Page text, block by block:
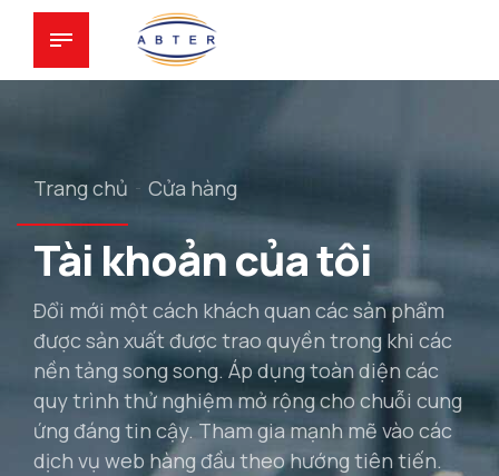
Trang chủ Cửa hàng
Tài khoản của tôi
Đổi mới một cách khách quan các sản phẩm
được sản xuất được trao quyền trong khi các
nền tảng song song. Áp dụng toàn diện các
quy trình thử nghiệm mở rộng cho chuỗi cung
ứng đáng tin cậy. Tham gia mạnh mẽ vào các
dịch vụ web hàng đầu theo hướng tiên tiến.